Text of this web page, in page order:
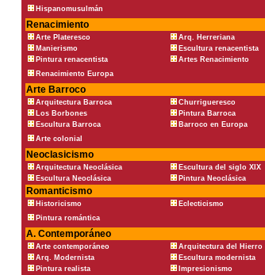
Hispanomusulmán
Renacimiento
Arte Plateresco
Arq. Herreriana
Manierismo
Escultura renacentista
Pintura renacentista
Artes Renacimiento
Renacimiento Europa
Arte Barroco
Arquitectura Barroca
Churrigueresco
Los Borbones
Pintura Barroca
Escultura Barroca
Barroco en Europa
Arte colonial
Neoclasicismo
Arquitectura Neoclásica
Escultura del siglo XIX
Escultura Neoclásica
Pintura Neoclásica
Romanticismo
Historicismo
Eclecticismo
Pintura romántica
A. Contemporáneo
Arte contemporáneo
Arquitectura del Hierro
Arq. Modernista
Escultura modernista
Pintura realista
Impresionismo